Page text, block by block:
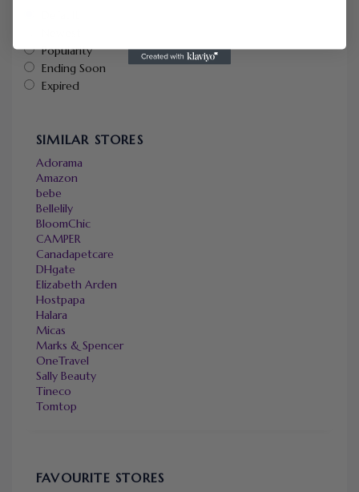
Popularity
Ending Soon
Expired
SIMILAR STORES
Adorama
Amazon
bebe
Bellelily
BloomChic
CAMPER
Canadapetcare
DHgate
Elizabeth Arden
Hostpapa
Halara
Micas
Marks & Spencer
OneTravel
Sally Beauty
Tineco
Tomtop
FAVOURITE STORES